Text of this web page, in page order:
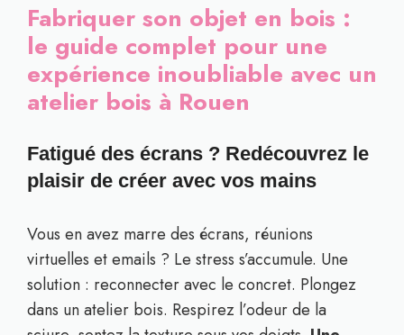
Fabriquer son objet en bois :
le guide complet pour une
expérience inoubliable avec un
atelier bois à Rouen
Fatigué des écrans ? Redécouvrez le
plaisir de créer avec vos mains
Vous en avez marre des écrans, réunions
virtuelles et emails ? Le stress s’accumule. Une
solution : reconnecter avec le concret. Plongez
dans un atelier bois. Respirez l’odeur de la